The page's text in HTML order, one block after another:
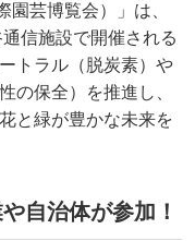
園芸博覧会）」は、
信施設で開催される
トラル（脱炭素）や
の保全）を推進し、
と緑が豊かな未来を
自治体が参加！